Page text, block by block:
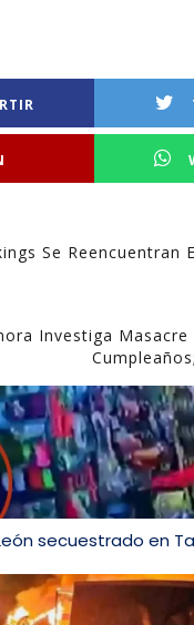
Se Reencuentran
Investiga Masacre
secuestrado en